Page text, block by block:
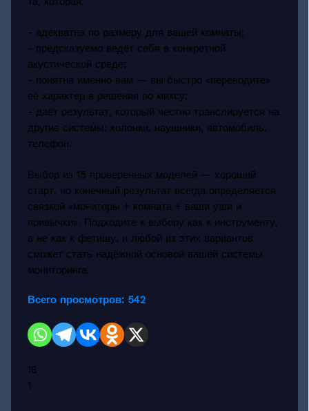
- адекватна по размеру для вашей комнаты;
- предсказуемо ведёт себя в конкретной
акустической среде;
- понятна именно вам — вы быстро «переводите»
её характер в решения по миксу;
- даёт результат, который честно транслируется на
другие системы: колонки, наушники, автомобиль,
телефон.
Выбор из 15 проверенных моделей — хороший
старт, но конечный результат всегда определяется
связкой «мониторы + комната + ваши уши и
привычки». Подходите к выбору как к инструменту,
а не как к фетишу, и любой из этих вариантов
сможет стать надёжной основой вашей системы
мониторинга.
Всего просмотров: 542
18
1